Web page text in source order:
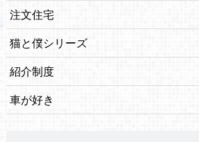
注文住宅
猫と僕シリーズ
紹介制度
車が好き